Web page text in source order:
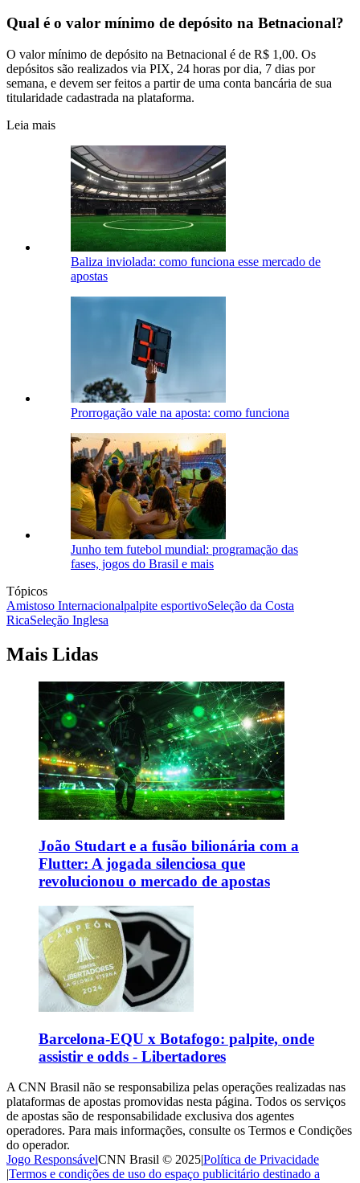
Qual é o valor mínimo de depósito na Betnacional?
O valor mínimo de depósito na Betnacional é de R$ 1,00. Os
depósitos são realizados via PIX, 24 horas por dia, 7 dias por
semana, e devem ser feitos a partir de uma conta bancária de sua
titularidade cadastrada na plataforma.
Leia mais
Baliza inviolada: como funciona esse mercado de
apostas
Prorrogação vale na aposta: como funciona
Junho tem futebol mundial: programação das
fases, jogos do Brasil e mais
Tópicos
Amistoso Internacionalpalpite esportivoSeleção da Costa
RicaSeleção Inglesa
Mais Lidas
João Studart e a fusão bilionária com a
Flutter: A jogada silenciosa que
revolucionou o mercado de apostas
Barcelona-EQU x Botafogo: palpite, onde
assistir e odds - Libertadores
A CNN Brasil não se responsabiliza pelas operações realizadas nas
plataformas de apostas promovidas nesta página. Todos os serviços
de apostas são de responsabilidade exclusiva dos agentes
operadores. Para mais informações, consulte os Termos e Condições
do operador.
Jogo ResponsávelCNN Brasil © 2025|Política de Privacidade
|Termos e condições de uso do espaço publicitário destinado a